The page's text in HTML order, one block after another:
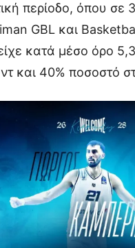
περίοδο, όπου σε
GBL και
κατά μέσο όρο
και 40% ποσοστό